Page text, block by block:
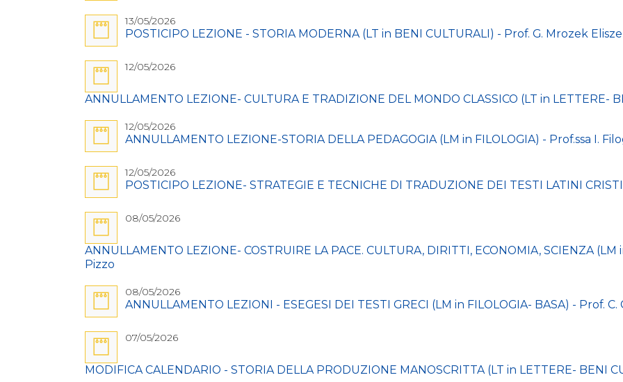
13/05/2026
POSTICIPO LEZIONE - STORIA MODERNA (LT in BENI CULTURALI) - Prof. G. Mrozek
12/05/2026
ANNULLAMENTO LEZIONE- CULTURA E TRADIZIONE DEL MONDO CLASSICO (LT in LETTERE-
12/05/2026
ANNULLAMENTO LEZIONE-STORIA DELLA PEDAGOGIA (LM in FILOLOGIA) - Prof.ssa I.
12/05/2026
POSTICIPO LEZIONE- STRATEGIE E TECNICHE DI TRADUZIONE DEI TESTI LATINI
08/05/2026
ANNULLAMENTO LEZIONE- COSTRUIRE LA PACE. CULTURA, DIRITTI, ECONOMIA, SCIENZA (LM
Pizzo
08/05/2026
ANNULLAMENTO LEZIONI - ESEGESI DEI TESTI GRECI (LM in FILOLOGIA- BASA) - Prof.
07/05/2026
MODIFICA CALENDARIO - STORIA DELLA PRODUZIONE MANOSCRITTA (LT in LETTERE- BENI